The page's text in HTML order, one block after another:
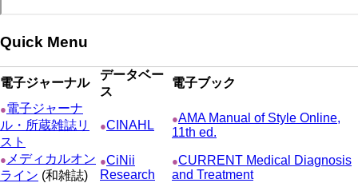
Quick Menu
電子ジャーナル
データベー
ス
電子ブック
●電子ジャーナ
ル・所蔵雑誌リ
スト
●CINAHL ●AMA Manual of Style Online,
11th ed.
● メディカルオン
ライン (和雑誌)
●CiNii
Research
●CURRENT Medical Diagnosis
and Treatment